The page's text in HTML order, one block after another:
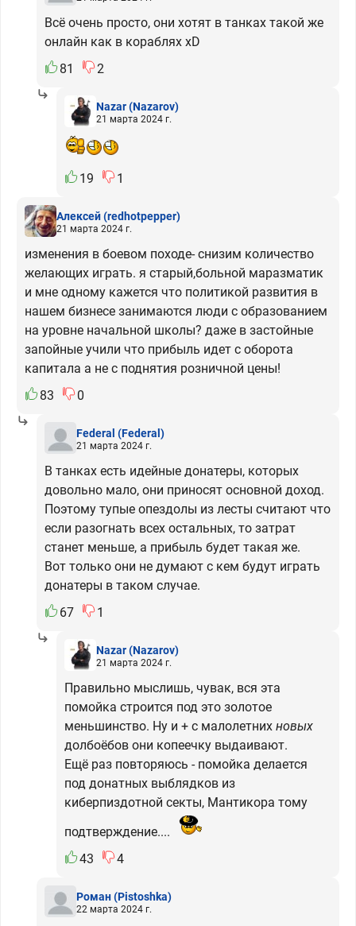
Всё очень просто, они хотят в танках такой же
онлайн как в кораблях xD
81
2
Nazar(Nazarov)
21 марта 2024 г.
19 1
Алексей(redhotpepper)
21 марта 2024 г.
изменения в боевом походе- снизим количество
желающих играть. я старый,больной маразматик
и мне одному кажется что политикой развития в
нашем бизнесе занимаются люди с образованием
на уровне начальной школы? даже в застойные
запойные учили что прибыль идет с оборота
капитала а не с поднятия розничной цены!
83
0
Federal (Federal)
21 марта 2024 г.
В танках есть идейные донатеры, которых
довольно мало, они приносят основной доход.
Поэтому тупые опездолы из лесты считают что
если разогнать всех остальных, то затрат
станет меньше, а прибыль будет такая же.
Вот только они не думают с кем будут играть
донатеры в таком случае.
67
1
Nazar(Nazarov)
21 марта 2024 г.
Правильно мыслишь, чувак, вся эта
помойка строится под это золотое
меньшинство. Ну и + с малолетних новых
долбоёбов они копеечку выдаивают.
Ещё раз повторяюсь - помойка делается
под донатных выблядков из
киберпиздотной секты, Мантикора тому
подтверждение....
43
4
Роман(Pistoshka)
22 марта 2024 г.